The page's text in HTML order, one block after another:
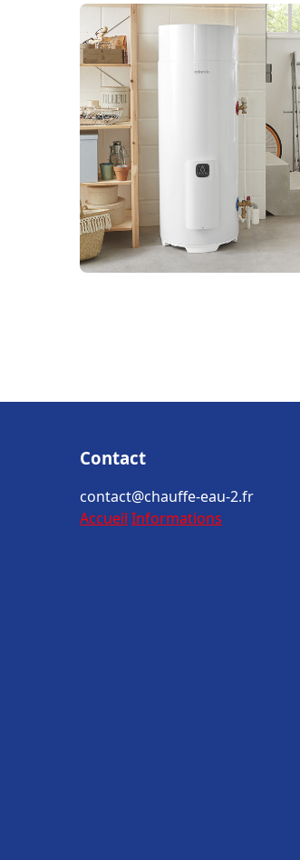
Contact
contact@chauffe-eau-2.fr
Accueil Informations